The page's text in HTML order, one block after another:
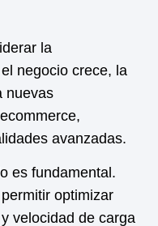
la
negocio crece, la
nuevas
avanzadas.
es fundamental.
optimizar
velocidad de carga